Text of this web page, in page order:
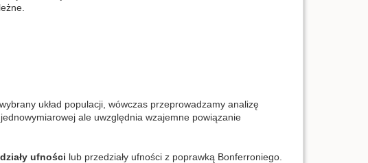
układ populacji, wówczas przeprowadzamy analizę
ale uwzględnia wzajemne powiązanie
ufności lub przedziały ufności z poprawką Bonferroniego.